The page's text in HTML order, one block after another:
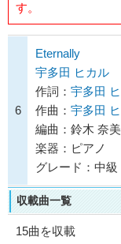
す。
6
Eternally
宇多田 ヒカル
作詞： 宇多田
作曲： 宇多田
編曲：鈴木 奈美
楽器：ピアノ
グレード：中級
収載曲一覧
15曲を収載